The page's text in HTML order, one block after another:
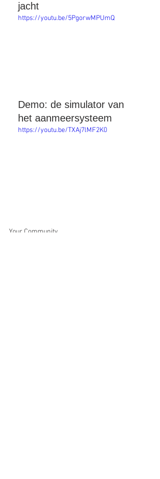
jacht
https://youtu.be/5PgorwMPUmQ
Demo: de simulator van
het aanmeersysteem
https://youtu.be/TXAj7lMF2K0
Your Community